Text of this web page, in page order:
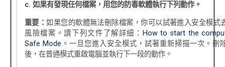
c. 如果有發現任何檔案，用您的防毒軟體執行下列動作。
重要：如果您的軟體無法刪除檔案，你可以試著進入安全模式
風險檔案。讀下列文件了解詳細： How to start the
Safe Mode 。一旦您進入安全模式，試著重新掃描一次。刪
後，在普通模式重啟電腦並執行下一段的動作。